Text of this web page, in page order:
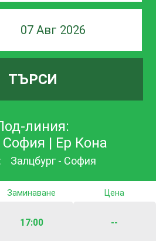
07 Авг 2026
ТЪРСИ
линия:
| Ер Кона
Залцбург - София
Заминаване
17:00
Цена
--